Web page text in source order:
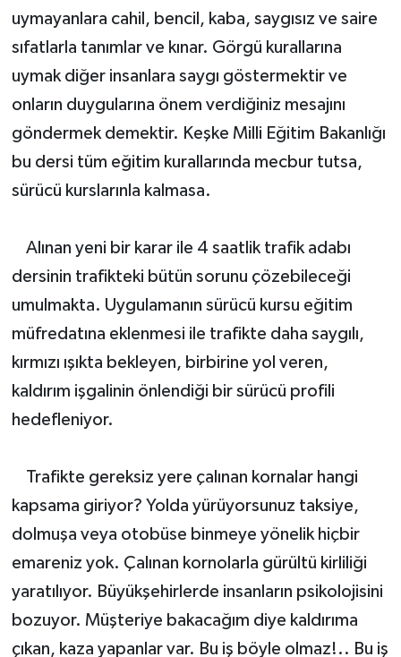
uymayanlara cahil, bencil, kaba, saygısız ve saire
sıfatlarla tanımlar ve kınar. Görgü kurallarına
uymak diğer insanlara saygı göstermektir ve
onların duygularına önem verdiğiniz mesajını
göndermek demektir. Keşke Milli Eğitim Bakanlığı
bu dersi tüm eğitim kurallarında mecbur tutsa,
sürücü kurslarınla kalmasa.
Alınan yeni bir karar ile 4 saatlik trafik adabı
dersinin trafikteki bütün sorunu çözebileceği
umulmakta. Uygulamanın sürücü kursu eğitim
müfredatına eklenmesi ile trafikte daha saygılı,
kırmızı ışıkta bekleyen, birbirine yol veren,
kaldırım işgalinin önlendiği bir sürücü profili
hedefleniyor.
Trafikte gereksiz yere çalınan kornalar hangi
kapsama giriyor? Yolda yürüyorsunuz taksiye,
dolmuşa veya otobüse binmeye yönelik hiçbir
emareniz yok. Çalınan kornolarla gürültü kirliliği
yaratılıyor. Büyükşehirlerde insanların psikolojisini
bozuyor. Müşteriye bakacağım diye kaldırıma
çıkan, kaza yapanlar var. Bu iş böyle olmaz!.. Bu iş